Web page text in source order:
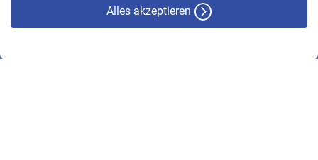
Alles akzeptieren
© VBL 2026